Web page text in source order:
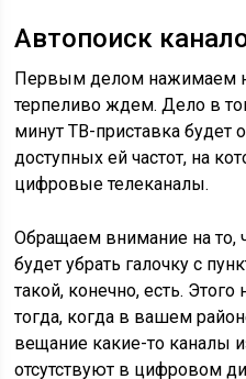
Автопоиск
Первым делом нажимаем
терпеливо ждем. Дело в
минут ТВ-приставка будет
доступных ей частот, на
цифровые телеканалы.
Обращаем внимание на то,
будет убрать галочку с
такой, конечно, есть.
тогда, когда в вашем
вещание какие-то каналы
отсутствуют в цифровом